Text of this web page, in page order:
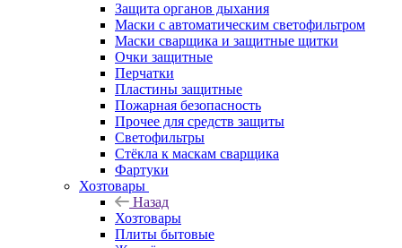
Защита органов дыхания
Маски с автоматическим светофильтром
Маски сварщика и защитные щитки
Очки защитные
Перчатки
Пластины защитные
Пожарная безопасность
Прочее для средств защиты
Светофильтры
Стёкла к маскам сварщика
Фартуки
Хозтовары
Назад
Хозтовары
Плиты бытовые